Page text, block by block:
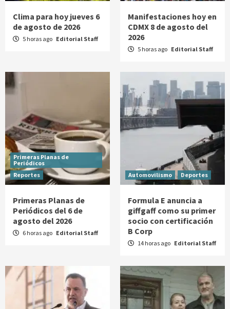
Clima para hoy jueves 6
de agosto de 2026
5 horas ago Editorial Staff
Manifestaciones hoy en
CDMX 8 de agosto del
2026
5 horas ago Editorial Staff
Primeras Planas de
Periódicos
Reportes
Primeras Planas de
Periódicos del 6 de
agosto del 2026
6 horas ago Editorial Staff
Automovilismo Deportes
Formula E anuncia a
giffgaff como su primer
socio con certificación
B Corp
14 horas ago Editorial Staff